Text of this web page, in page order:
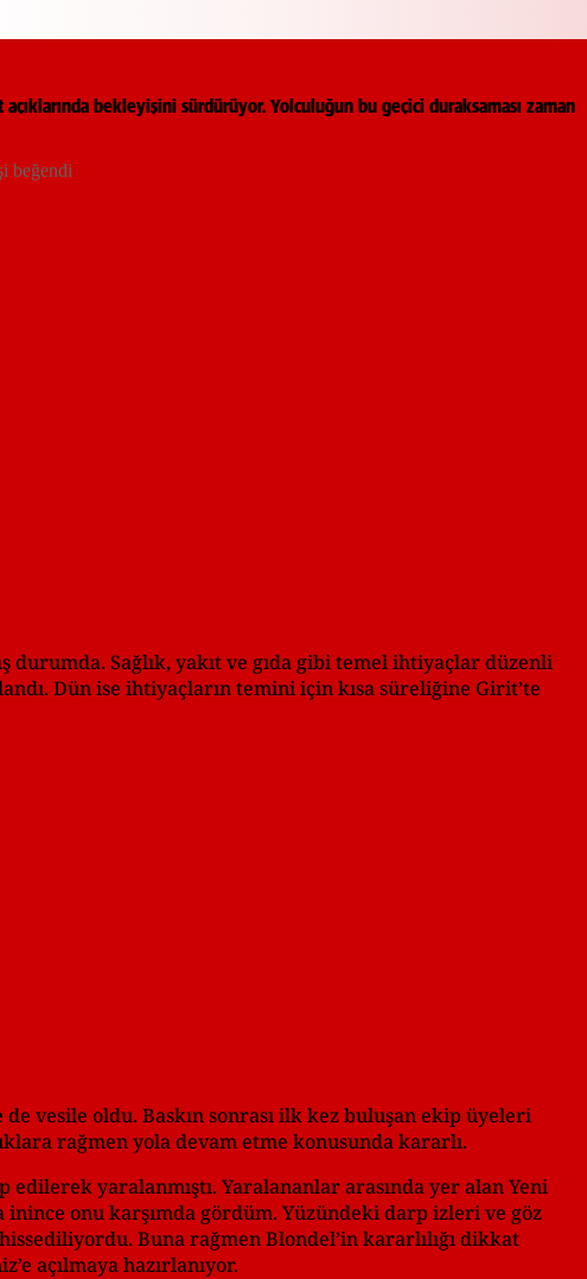
bekleyişini sürdürüyor. Yolculuğun bu geçici duraksaması zaman
beğendi
durumda. Sağlık, yakıt ve gıda gibi temel ihtiyaçlar düzenli
Dün ise ihtiyaçların temini için kısa süreliğine Girit’te
vesile oldu. Baskın sonrası ilk kez buluşan ekip üyeleri
rağmen yola devam etme konusunda kararlı.
yaralanmıştı. Yaralananlar arasında yer alan Yeni
inince onu karşımda gördüm. Yüzündeki darp izleri ve göz
Buna rağmen Blondel’in kararlılığı dikkat
açılmaya hazırlanıyor.